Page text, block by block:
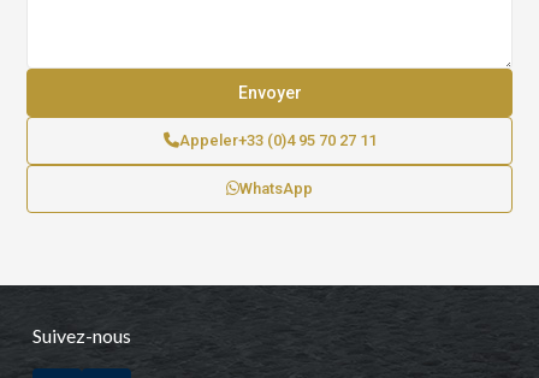
Appeler+33 (0)4 95 70 27 11
WhatsApp
Suivez-nous